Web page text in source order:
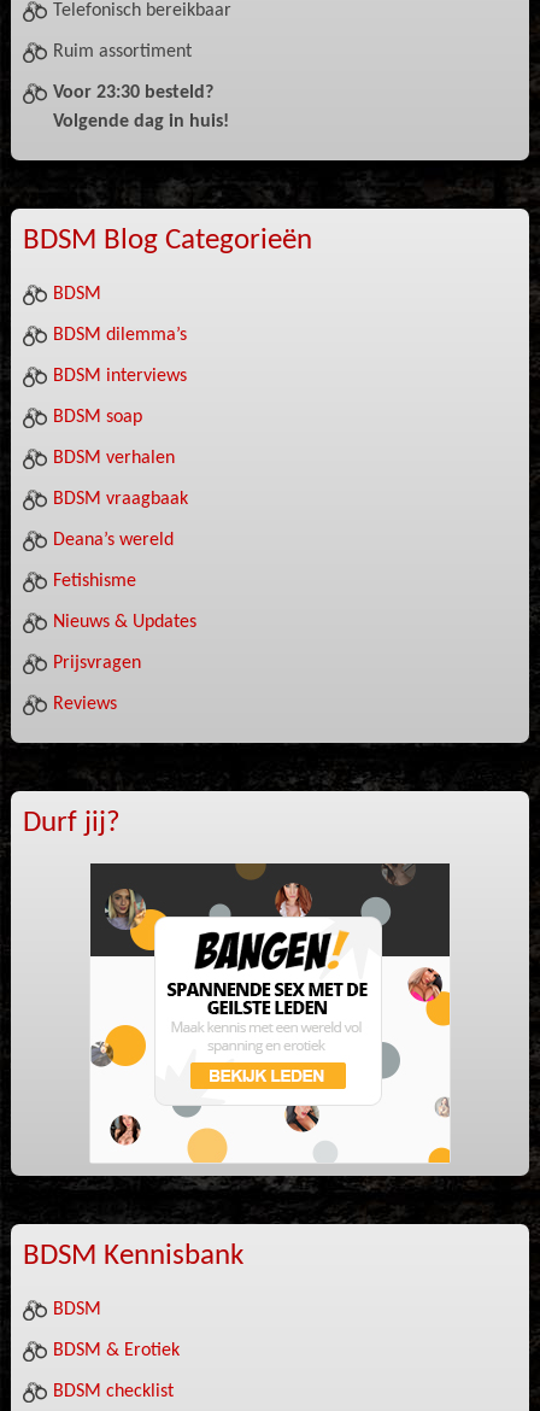
Telefonisch bereikbaar
Ruim assortiment
Voor 23:30 besteld?
Volgende dag in huis!
BDSM Blog Categorieën
BDSM
BDSM dilemma’s
BDSM interviews
BDSM soap
BDSM verhalen
BDSM vraagbaak
Deana’s wereld
Fetishisme
Nieuws & Updates
Prijsvragen
Reviews
Durf jij?
BDSM Kennisbank
BDSM
BDSM & Erotiek
BDSM checklist